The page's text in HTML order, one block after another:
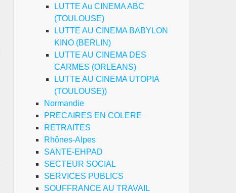
LUTTE Au CINEMA ABC
(TOULOUSE)
LUTTE AU CINEMA BABYLON
KINO (BERLIN)
LUTTE AU CINEMA DES
CARMES (ORLEANS)
LUTTE AU CINEMA UTOPIA
(TOULOUSE))
Normandie
PRECAIRES EN COLERE
RETRAITES
Rhônes-Alpes
SANTE-EHPAD
SECTEUR SOCIAL
SERVICES PUBLICS
SOUFFRANCE AU TRAVAIL